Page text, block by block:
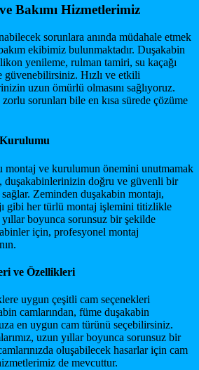
Bakımı Hizmetlerimiz
sorunlara anında müdahale etmek
ekibimiz bulunmaktadır. Duşakabin
yenileme, rulman tamiri, su kaçağı
güvenebilirsiniz. Hızlı ve etkili
uzun ömürlü olmasını sağlıyoruz.
sorunları bile en kısa sürede çözüme
montaj ve kurulumun önemini unutmamak
duşakabinlerinizin doğru ve güvenli bir
Zeminden duşakabin montajı,
gibi her türlü montaj işlemini titizlikle
boyunca sorunsuz bir şekilde
için, profesyonel montaj
ve Özellikleri
uygun çeşitli cam seçenekleri
camlarından, füme duşakabin
en uygun cam türünü seçebilirsiniz.
uzun yıllar boyunca sorunsuz bir
oluşabilecek hasarlar için cam
de mevcuttur.